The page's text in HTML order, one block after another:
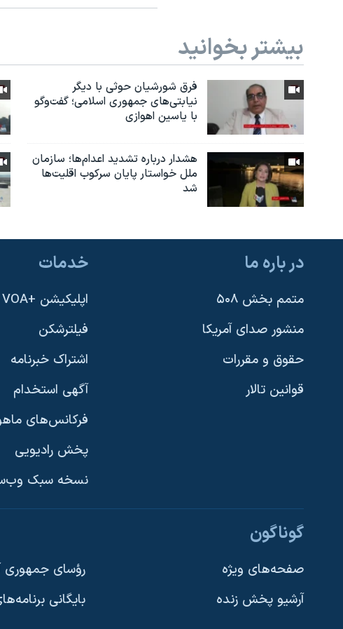
دنبال کنید
زبانهای مختلف
بیشتر بخوانید
فرق شورشیان حوثی با دیگر
نیابتی‌های جمهوری اسلامی؛ گفت‌وگو
با یاسین اهوازی
هشدار درباره تشدید اعدام‌ها؛ سازمان
ملل خواستار پایان سرکوب اقلیت‌ها
شد
در باره ما
متمم بخش ۵۰۸
منشور صدای آمریکا
حقوق و مقررات
قوانین تالار
خدمات
اپلیکیشن +VOA
فیلترشکن
اشتراک خبرنامه
آگهی استخدام
فرکانس‌های
پخش رادیویی
نسخه سبک
گوناگون
صفحه‌های ویژه
آرشیو پخش زنده
رؤسای جمهوری
بایگانی